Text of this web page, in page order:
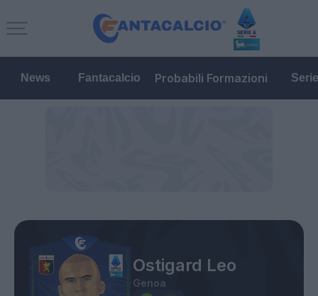
News Fantacalcio Probabili Formazioni
Ostigard Leo
Genoa